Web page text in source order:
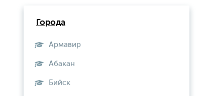
Города
Армавир
Абакан
Бийск